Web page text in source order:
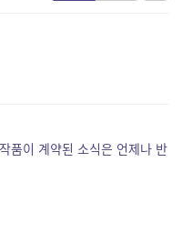
품이 계약된 소식은 언제나 반